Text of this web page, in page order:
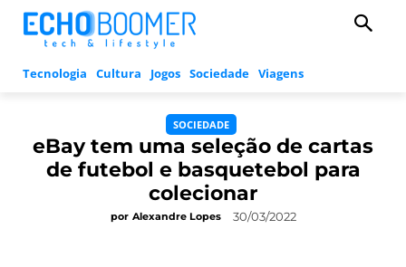
Tecnologia Cultura Jogos Sociedade Viagens
SOCIEDADE
eBay tem uma seleção de cartas
de futebol e basquetebol para
colecionar
por Alexandre Lopes 30/03/2022